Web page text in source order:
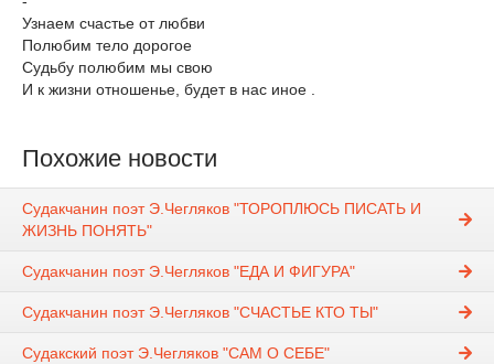
Узнаем счастье от любви
Полюбим тело дорогое
Судьбу полюбим мы свою
И к жизни отношенье, будет в нас иное .
Похожие новости
Судакчанин поэт Э.Чегляков "ТОРОПЛЮСЬ ПИСАТЬ И
ЖИЗНЬ ПОНЯТЬ"
Судакчанин поэт Э.Чегляков "ЕДА И ФИГУРА"
Судакчанин поэт Э.Чегляков "СЧАСТЬЕ КТО ТЫ"
Судакский поэт Э.Чегляков "САМ О СЕБЕ"